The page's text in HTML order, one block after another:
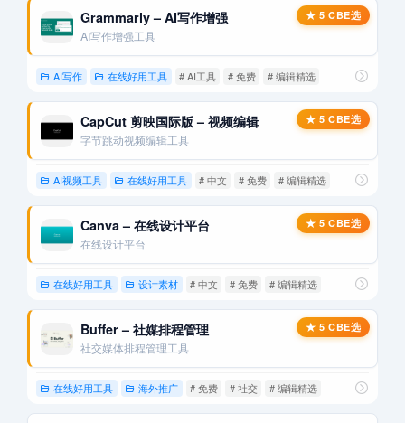
Grammarly – AI写作增强
AI写作增强工具
AI写作 在线好用工具 # AI工具 # 免费 # 编辑精选
CapCut 剪映国际版 – 视频编辑
字节跳动视频编辑工具
AI视频工具 在线好用工具 # 中文 # 免费 # 编辑精选
Canva – 在线设计平台
在线设计平台
在线好用工具 设计素材 # 中文 # 免费 # 编辑精选
Buffer – 社媒排程管理
社交媒体排程管理工具
在线好用工具 海外推广 # 免费 # 社交 # 编辑精选